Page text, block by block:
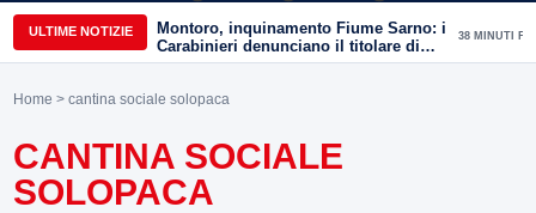
ULTIME NOTIZIE
Montoro, inquinamento Fiume Sarno: i
Carabinieri denunciano il titolare di
una societa’
38 MINUTI FA
Home > cantina sociale solopaca
CANTINA SOCIALE
SOLOPACA